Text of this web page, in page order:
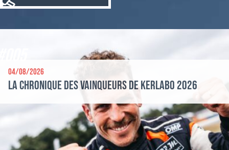
04/08/2026
La chronique des vainqueurs de Kerlabo 2026